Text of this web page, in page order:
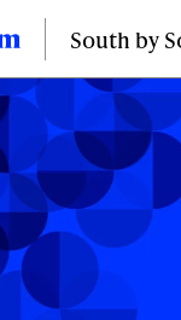
South by